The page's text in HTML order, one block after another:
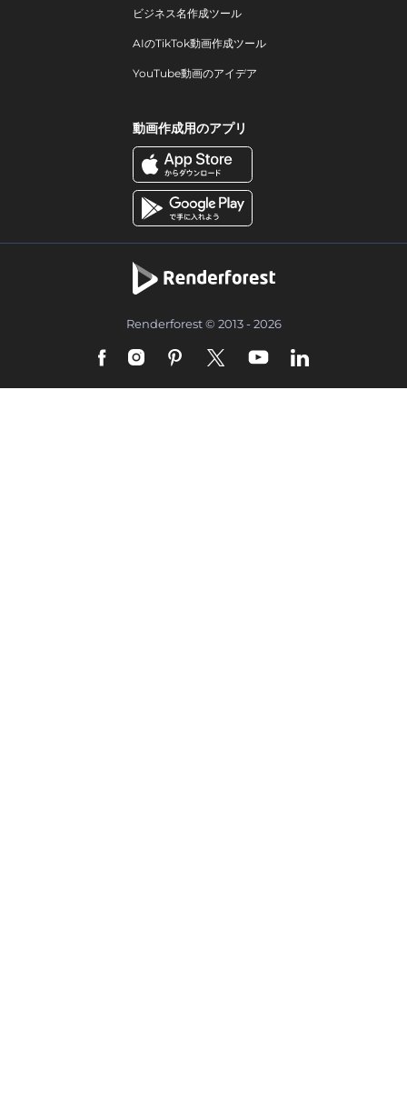
ビジネス名作成ツール
AIのTikTok動画作成ツール
YouTube動画のアイデア
動画作成用のアプリ
Renderforest © 2013 - 2026